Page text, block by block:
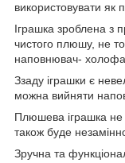
використовувати як
Іграшка зроблена з
чистого плюшу, не
наповнювач-
Ззаду іграшки є
можна вийняти
Плюшева іграшка не
також буде
Зручна та